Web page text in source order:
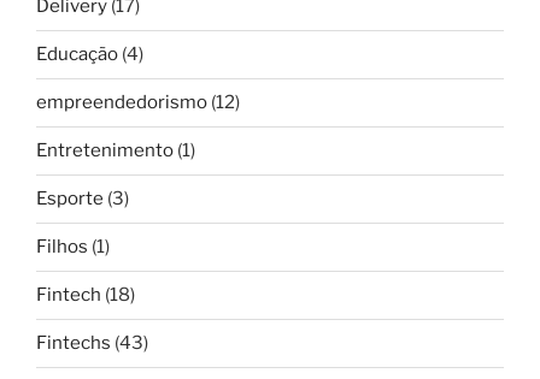
Delivery (17)
Educação (4)
empreendedorismo (12)
Entretenimento (1)
Esporte (3)
Filhos (1)
Fintech (18)
Fintechs (43)